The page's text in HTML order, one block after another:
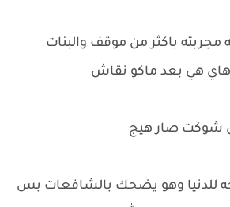
مجربته باكثر من موقف والبنات
هاي هي بعد ماكو نقاش
شوكت صار هيج
للدنيا وهو يضحك بالشافعات بس